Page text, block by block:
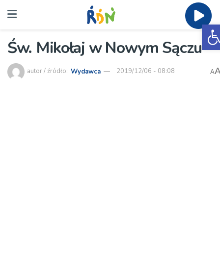
Św. Mikołaj w Nowym Sączu
autor / źródło: Wydawca 2019/12/06 - 08:08 A